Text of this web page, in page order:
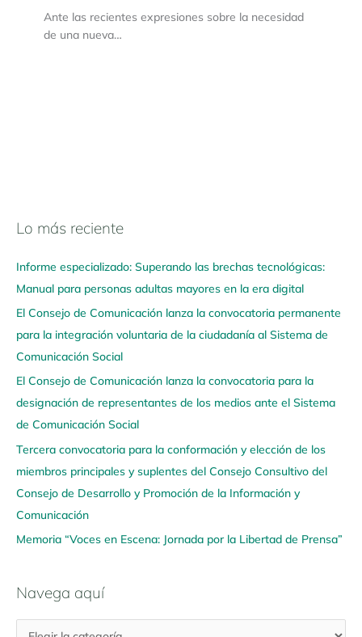
Ante las recientes expresiones sobre la necesidad
de una nueva…
Lo más reciente
Informe especializado: Superando las brechas tecnológicas:
Manual para personas adultas mayores en la era digital
El Consejo de Comunicación lanza la convocatoria permanente
para la integración voluntaria de la ciudadanía al Sistema de
Comunicación Social
El Consejo de Comunicación lanza la convocatoria para la
designación de representantes de los medios ante el Sistema
de Comunicación Social
Tercera convocatoria para la conformación y elección de los
miembros principales y suplentes del Consejo Consultivo del
Consejo de Desarrollo y Promoción de la Información y
Comunicación
Memoria “Voces en Escena: Jornada por la Libertad de Prensa”
Navega aquí
N
v
e
g
a
a
q
u
í